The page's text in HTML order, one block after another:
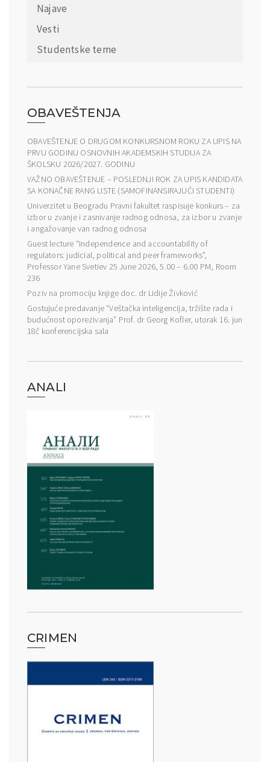
Najave
Vesti
Studentske teme
OBAVEŠTENJA
OBAVEŠTENJE O DRUGOM KONKURSNOM ROKU ZA UPIS NA
PRVU GODINU OSNOVNIH AKADEMSKIH STUDIJA ZA
ŠKOLSKU 2026/2027. GODINU
VAŽNO OBAVEŠTENJE – POSLEDNJI ROK ZA UPIS KANDIDATA
SA KONAČNE RANG LISTE (SAMOFINANSIRAJUĆI STUDENTI)
Univerzitet u Beogradu Pravni fakultet raspisuje konkurs – za
izbor u zvanje i zasnivanje radnog odnosa, za izbor u zvanje
i angažovanje van radnog odnosa
Guest lecture “Independence and accountability of
regulators: judicial, political and peer frameworks”,
Professor Yane Svetiev 25 June 2026, 5.00 – 6.00 PM, Room
236
Poziv na promociju knjige doc. dr Lidije Živković
Gostujuće predavanje “Veštačka inteligencija, tržište rada i
budućnost oporezivanja” Prof. dr Georg Kofler, utorak 16. jun
18č konferencijska sala
ANALI
CRIMEN